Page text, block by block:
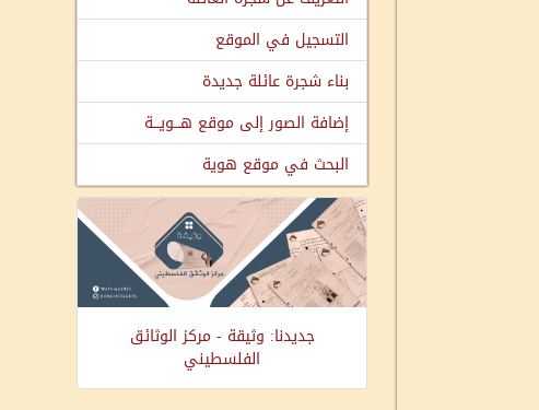
التسجيل في الموقع
بناء شجرة عائلة جديدة
إضافة الصور إلى موقع هـــويـــة
البحث في موقع هوية
جديدنا: وثيقة - مركز الوثائق
الفلسطيني